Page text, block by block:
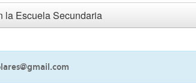
la Escuela Secundaria